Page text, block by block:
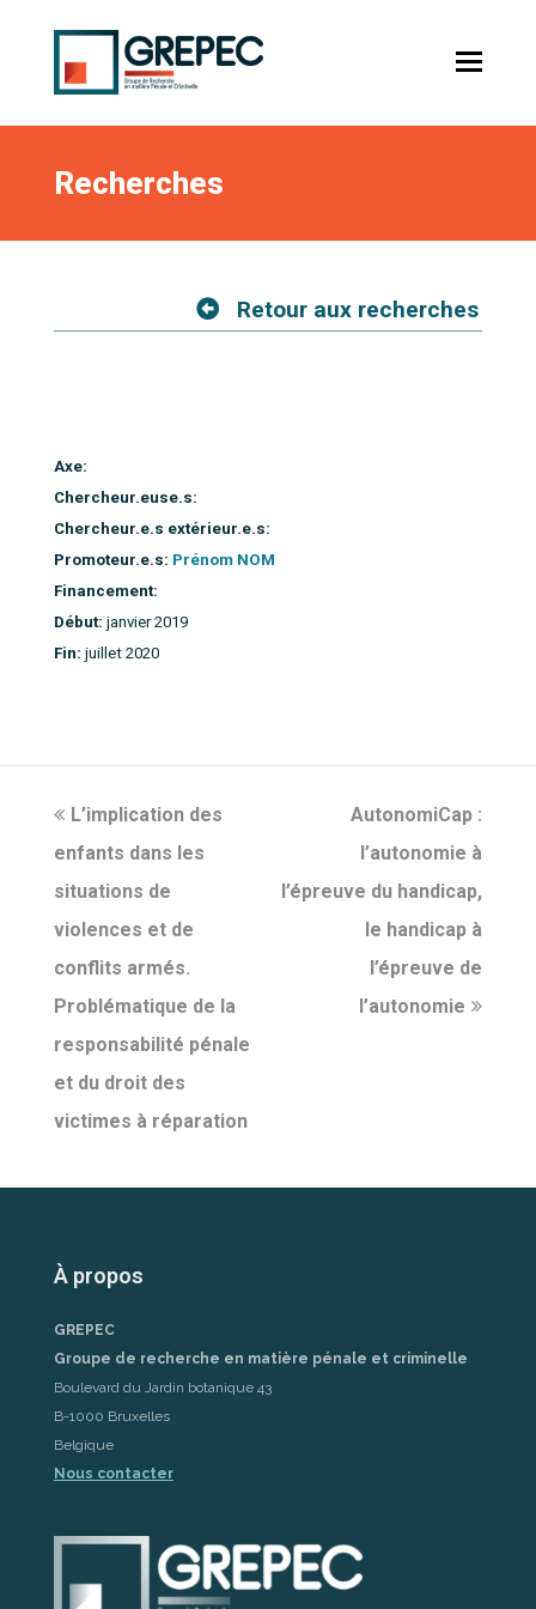
Recherches
Retour aux recherches
Axe:
Chercheur.euse.s:
Chercheur.e.s extérieur.e.s:
Promoteur.e.s: Prénom NOM
Financement:
Début: janvier 2019
Fin: juillet 2020
previous
post:
L’implication des
enfants dans les
situations de
violences et de
conflits armés.
Problématique de la
responsabilité pénale
et du droit des
victimes à réparation
next
post:
AutonomiCap :
l’autonomie à
l’épreuve du handicap,
le handicap à
l’épreuve de
l’autonomie
À propos
GREPEC
Groupe de recherche en matière pénale et criminelle
Boulevard du Jardin botanique 43
B-1000 Bruxelles
Belgique
Nous contacter